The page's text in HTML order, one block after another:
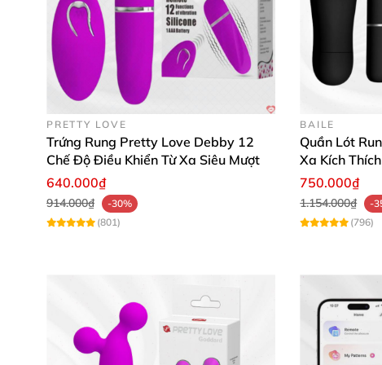
"Chúng tôi dùng để hâm nóng tình cảm và
Đừng bỏ lỡ cơ hội trải nghiệm trứng rung
để bản thân được tận hưởng sự thăng hoa và
🔥 Mua ngay hôm nay để nhận được sự khác
PRETTY LOVE
Trứng Rung Pretty Love Debby 12
Chế Độ Điều Khiển Từ Xa Siêu Mượt
640.000₫
914.000₫
-30%
(801)
BAILE
Quần Lót
Xa Kích
750.000₫
1.154.000₫
-
(796)